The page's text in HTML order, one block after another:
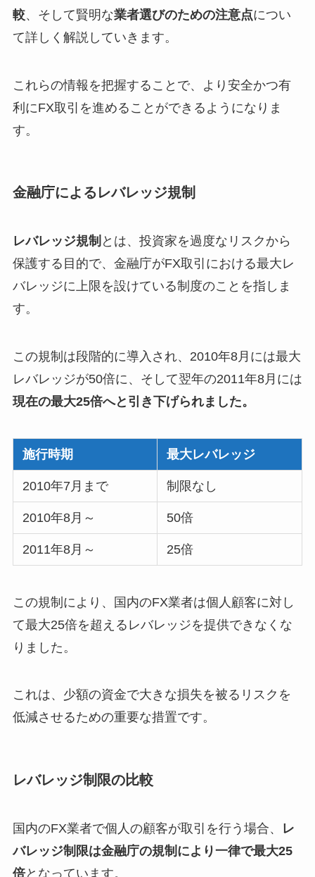
較、そして賢明な業者選びのための注意点につい
て詳しく解説していきます。
これらの情報を把握することで、より安全かつ有
利にFX取引を進めることができるようになりま
す。
金融庁によるレバレッジ規制
レバレッジ規制 とは、投資家を過度なリスクから
保護する目的で、金融庁がFX取引における最大レ
バレッジに上限を設けている制度のことを指しま
す。
この規制は段階的に導入され、2010年8月には最大
レバレッジが50倍に、そして翌年の2011年8月には
現在の最大25倍へと引き下げられました。
施行時期 最大レバレッジ
2010年7月まで 制限なし
2010年8月～ 50倍
2011年8月～ 25倍
この規制により、国内のFX業者は個人顧客に対し
て最大25倍を超えるレバレッジを提供できなくな
りました。
これは、少額の資金で大きな損失を被るリスクを
低減させるための重要な措置です。
レバレッジ制限の比較
国内のFX業者で個人の顧客が取引を行う場合、
レ
バレッジ制限は金融庁の規制により一律で最大25
倍となっています。